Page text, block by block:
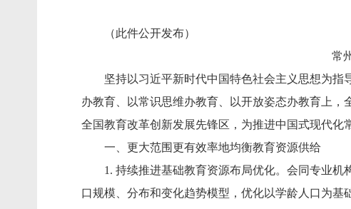
（此件公开发布）
常
坚持以习近平新时代中国特色社会主义思想为指
办教育、以常识思维办教育、以开放姿态办教育上，
全国教育改革创新发展先锋区，为推进中国式现代化
一、更大范围更有效率地均衡教育资源供给
1. 持续推进基础教育资源布局优化。会同专业机
口规模、分布和变化趋势模型，优化以学龄人口为